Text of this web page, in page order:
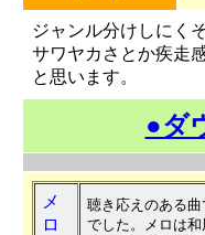
ジャンル分けしにく
サワヤカさとか疾走
と思います。
●ダ
メ
ロ
聴き応えのある
でした。メロは